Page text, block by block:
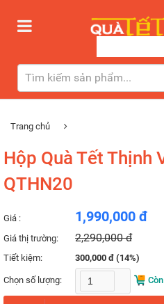
Trang chủ
Hộp Quà Tết Thịnh
QTHN20
Giá : 1,990,000 đ
Giá thị trường: 2,290,000 đ
Tiết kiệm: 300,000 đ (14%)
Chọn số lượng: